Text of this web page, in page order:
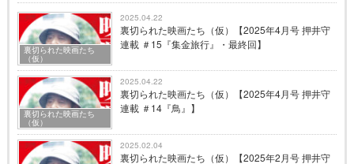
裏切られた映画たち
（仮）
2025.04.22
裏切られた映画たち（仮）【2025年4月号 押井守
連載 ＃15『集金旅行』・最終回】
裏切られた映画たち
（仮）
2025.04.22
裏切られた映画たち（仮）【2025年4月号 押井守
連載 ＃14『鳥』】
2025.02.04
裏切られた映画たち（仮）【2025年2月号 押井守